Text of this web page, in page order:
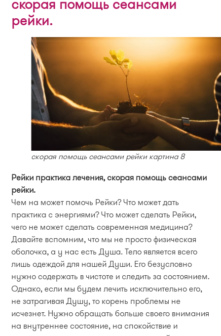
скорая помощь сеансами
рейки.
скорая помощь сеансами рейки картина 8
Рейки практика лечения, скорая помощь сеансами
рейки.
Чем на может помочь Рейки? Что может дать
практика с энергиями? Что может сделать Рейки,
чего не может сделать современная медицина?
Давайте вспомним, что мы не просто физическая
оболочка, а у нас есть Душа. Тело является всего
лишь одеждой для нашей Души. Его безусловно
нужно содержать в чистоте и следить за состоянием.
Однако, если мы будем лечить исключительно его,
не затрагивая Душу, то корень проблемы не
исчезнет. Нужно обращать больше своего внимания
на внутреннее состояние, на спокойствие и